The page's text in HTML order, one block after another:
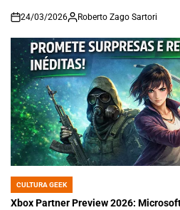
on
24/03/2026 Roberto Zago Sartori
POSTED
IN
CULTURA GEEK
Xbox Partner Preview 2026: